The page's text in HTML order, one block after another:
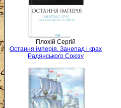
Плохій Сергій
Остання імперія. Занепад і крах
Радянського Союзу